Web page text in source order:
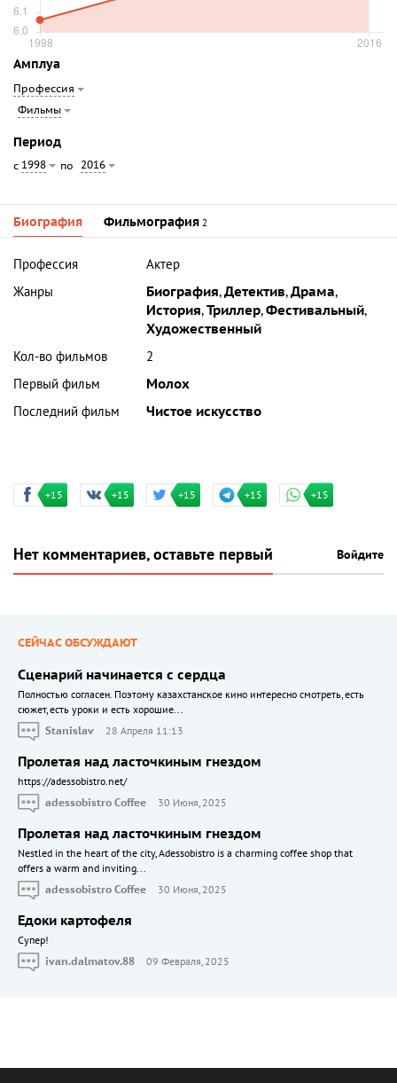
Амплуа
Профессия
Фильмы
Период
с 1998 по 2016
Биография Фильмография 2
Профессия
Актер
Жанры
Биография,Детектив,Драма,
История,Триллер,Фестивальный,
Художественный
Кол-во фильмов
2
Первый фильм
Молох
Последний фильм
Чистое искусство
+15 +15 +15 +15 +15
Нет комментариев, оставьте первый Войдите
СЕЙЧАС ОБСУЖДАЮТ
Сценарий начинается с сердца
Полностью согласен. Поэтому казахстанское кино интересно смотреть, есть
сюжет, есть уроки и есть хорошие...
Stanislav
28 Апреля 11:13
Пролетая над ласточкиным гнездом
https://adessobistro.net/
adessobistro Coffee
30 Июня, 2025
Пролетая над ласточкиным гнездом
Nestled in the heart of the city, Adessobistro is a charming coffee shop that
offers a warm and inviting...
adessobistro Coffee
30 Июня, 2025
Едоки картофеля
Cупер!
ivan.dalmatov.88
09 Февраля, 2025